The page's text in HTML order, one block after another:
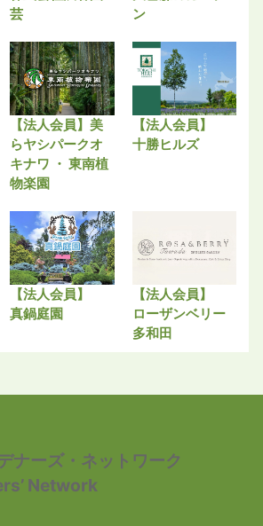
芸
ン
【法人会員】美
らヤシパークオ
キナワ ・ 東南植
物楽園
【法人会員】
十勝ヒルズ
【法人会員】
真鍋庭園
【法人会員】
ローザンベリー
多和田
ナーズ・ネットワーク
Network